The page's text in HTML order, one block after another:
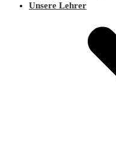
Unsere Lehrer